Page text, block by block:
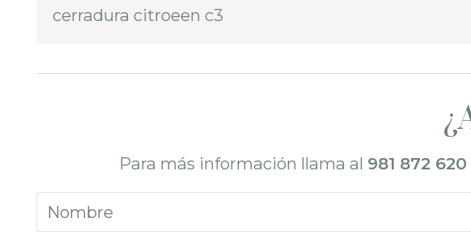
cerradura citroeen c3
Para más información llama al 981 872 620